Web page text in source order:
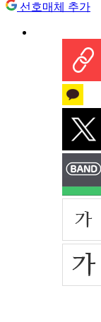
선호매체 추가